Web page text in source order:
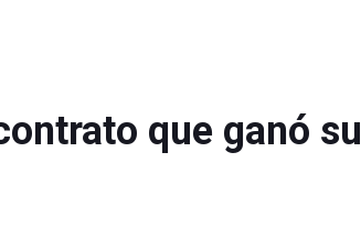
que ganó su